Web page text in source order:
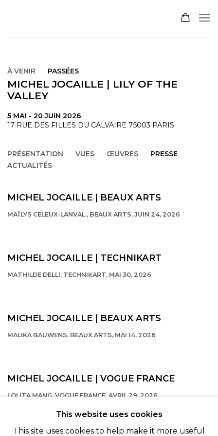
À VENIR PASSÉES
MICHEL JOCAILLE | LILY OF THE
VALLEY
5 MAI - 20 JUIN 2026
17 RUE DES FILLES DU CALVAIRE 75003 PARIS
PRÉSENTATION VUES ŒUVRES
PRESSE
ACTUALITÉS
MICHEL JOCAILLE | BEAUX ARTS
MAÏLYS CELEUX-LANVAL , BEAUX ARTS, JUIN 24, 2026
MICHEL JOCAILLE | TECHNIKART
MATHILDE DELLI, TECHNIKART, MAI 30, 2026
MICHEL JOCAILLE | BEAUX ARTS
MALIKA BAUWENS, BEAUX ARTS, MAI 14, 2026
MICHEL JOCAILLE | VOGUE FRANCE
LOLITA MANG, VOGUE FRANCE, AVRIL 29, 2026
This link opens in a new tab.
This website uses cookies
This site uses cookies to help make it more useful